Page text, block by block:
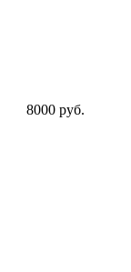
8000 руб.